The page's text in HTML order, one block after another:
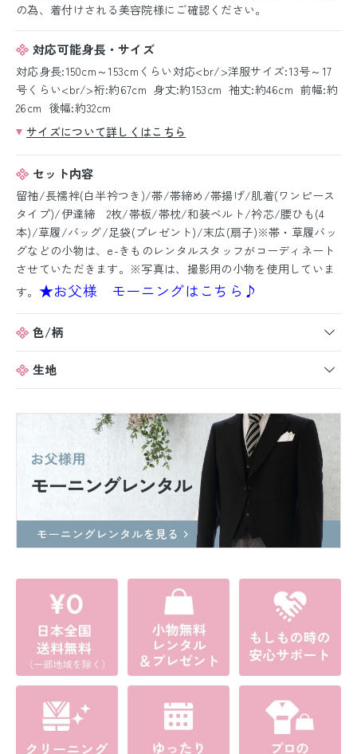
の為、着付けされる美容院様にご確認ください。
対応可能身長・サイズ
対応身長:150cm～153cmくらい対応<br/>洋服サイズ:13号～17
号くらい<br/>裄:約67cm 身丈:約153cm 袖丈:約46cm 前幅:約
26cm 後幅:約32cm
サイズについて詳しくはこちら
セット内容
留袖/長襦袢(白半衿つき)/帯/帯締め/帯揚げ/肌着(ワンピース
タイプ)/伊達締 2枚/帯板/帯枕/和装ベルト/衿芯/腰ひも(4
本)/草履/バッグ/足袋(プレゼント)/末広(扇子)※帯・草履バッ
グなどの小物は、e-きものレンタルスタッフがコーディネート
させていただきます。※写真は、撮影用の小物を使用していま
す。 ★お父様 モーニングはこちら♪
色/柄
生地